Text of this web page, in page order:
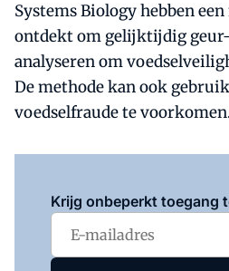
Systems Biology hebben
ontdekt om gelijktijdig
analyseren om
De methode kan ook
voedselfraude te
Krijg onbeperkt toegang